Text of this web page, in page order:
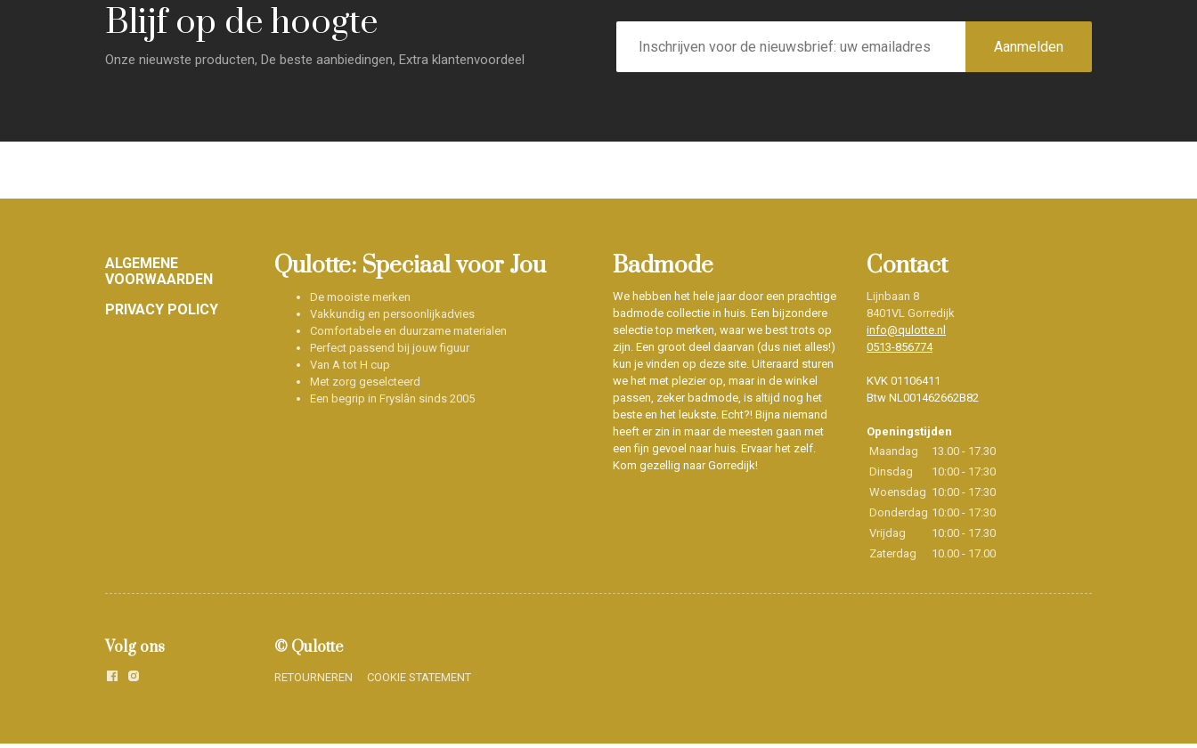
Blijf op de hoogte
Onze nieuwste producten, De beste aanbiedingen, Extra klantenvoordeel
E-
mailadres
Aanmelden
Footer
ALGEMENE
VOORWAARDEN
PRIVACY POLICY
Qulotte: Speciaal voor Jou
De mooiste merken
Vakkundig en persoonlijkadvies
Comfortabele en duurzame materialen
Perfect passend bij jouw figuur
Van A tot H cup
Met zorg geselcteerd
Een begrip in Fryslân sinds 2005
Badmode
We hebben het hele jaar door een prachtige
badmode collectie in huis. Een bijzondere
selectie top merken, waar we best trots op
zijn. Een groot deel daarvan (dus niet alles!)
kun je vinden op deze site. Uiteraard sturen
we het met plezier op, maar in de winkel
passen, zeker badmode, is altijd nog het
beste en het leukste. Echt?! Bijna niemand
heeft er zin in maar de meesten gaan met
een fijn gevoel naar huis. Ervaar het zelf.
Kom gezellig naar Gorredijk!
Contact
Lijnbaan 8
8401VL Gorredijk
info@qulotte.nl
0513-856774
KVK 01106411
Btw NL001462662B82
Openingstijden
Maandag
13.00 - 17.30
Dinsdag
10:00 - 17:30
Woensdag 10:00 - 17:30
Donderdag 10:00 - 17:30
Vrijdag
10:00 - 17.30
Zaterdag
10.00 - 17.00
Volg ons © Qulotte
RETOURNEREN COOKIE STATEMENT